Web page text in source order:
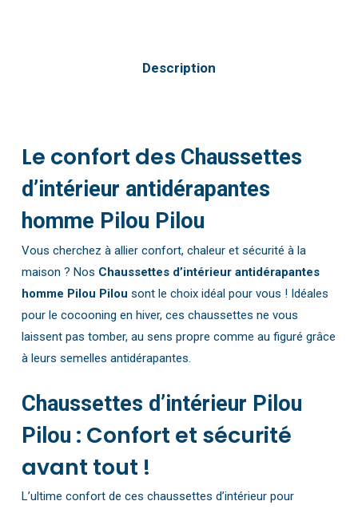
Description
Le confort des Chaussettes
d’intérieur antidérapantes
homme Pilou Pilou
Vous cherchez à allier confort, chaleur et sécurité à la
maison ? Nos Chaussettes d’intérieur antidérapantes
homme Pilou Pilou sont le choix idéal pour vous ! Idéales
pour le cocooning en hiver, ces chaussettes ne vous
laissent pas tomber, au sens propre comme au figuré grâce
à leurs semelles antidérapantes.
Chaussettes d’intérieur Pilou
Pilou : Confort et sécurité
avant tout !
L’ultime confort de ces chaussettes d’intérieur pour